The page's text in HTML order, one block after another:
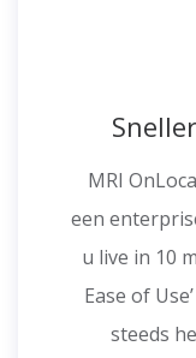
MRI
een
u live in 10
Ease of
steeds